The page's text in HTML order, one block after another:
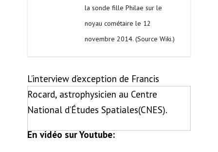
la sonde fille Philae sur le
noyau cométaire le 12
novembre 2014. (Source Wiki.)
L’interview d’exception de Francis
Rocard, astrophysicien au Centre
National d’Études Spatiales(CNES).
En vidéo sur Youtube: